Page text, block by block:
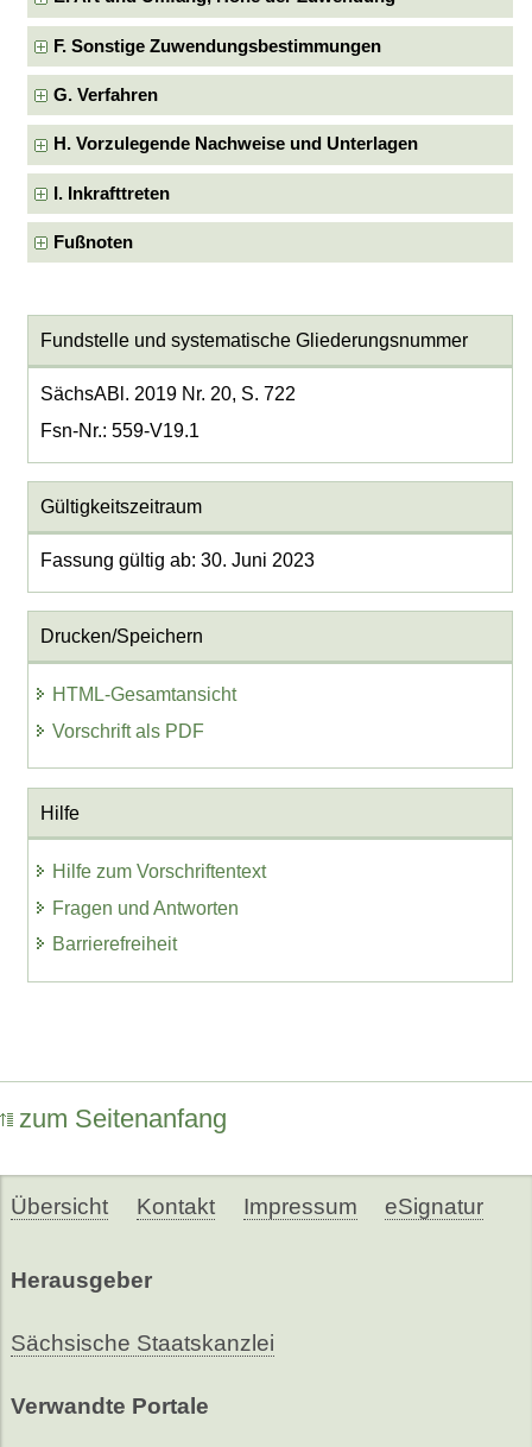
F. Sonstige Zuwendungsbestimmungen
G. Verfahren
H. Vorzulegende Nachweise und Unterlagen
I. Inkrafttreten
Fußnoten
Fundstelle und systematische Gliederungsnummer
SächsABl. 2019 Nr. 20, S. 722
Fsn-Nr.: 559-V19.1
Gültigkeitszeitraum
Fassung gültig ab: 30. Juni 2023
Drucken/Speichern
HTML-Gesamtansicht
Vorschrift als PDF
Hilfe
Hilfe zum Vorschriftentext
Fragen und Antworten
Barrierefreiheit
zum Seitenanfang
Übersicht Kontakt Impressum eSignatur
Herausgeber
Sächsische Staatskanzlei
Verwandte Portale